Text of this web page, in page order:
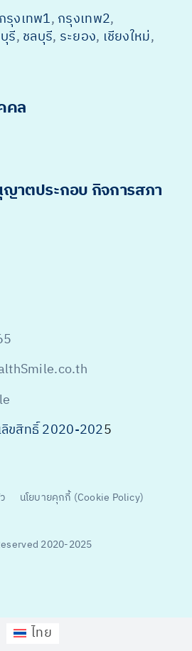
กรุงเทพ1, กรุงเทพ2,
รี, ชลบุรี, ระยอง, เชียงใหม่,
คล
ญาตประกอบ กิจการสภา
ขสิทธิ์ 2020-2025
นโยบายคุกกี้ (Cookie Policy)
2020-2025
ไทย